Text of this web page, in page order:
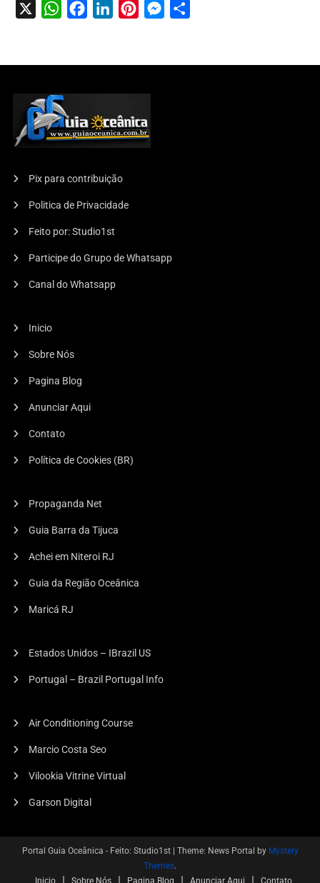
Igrejas
Movimento, Fé Em Ação.
OPA DELIVERY Chega A Niterói E
Lançamento.
09/03/2026 Editor
WhatsAppFacebookLinkedInPinterestMessenger
Pix para contribuição
Politica de Privacidade
Feito por: Studio1st
Participe do Grupo de Whatsapp
Canal do Whatsapp
Inicio
Sobre Nós
Pagina Blog
Anunciar Aqui
Contato
Política de Cookies (BR)
Propaganda Net
Guia Barra da Tijuca
Achei em Niteroi RJ
Guia da Região Oceânica
Maricá RJ
Estados Unidos – IBrazil US
Portugal – Brazil Portugal Info
Air Conditioning Course
Marcio Costa Seo
Vilookia Vitrine Virtual
Garson Digital
Portal Guia Oceânica - Feito: Studio1st | Theme: News Portal by Mystery
Themes.
Inicio
Sobre Nós Pagina Blog Anunciar Aqui Contato